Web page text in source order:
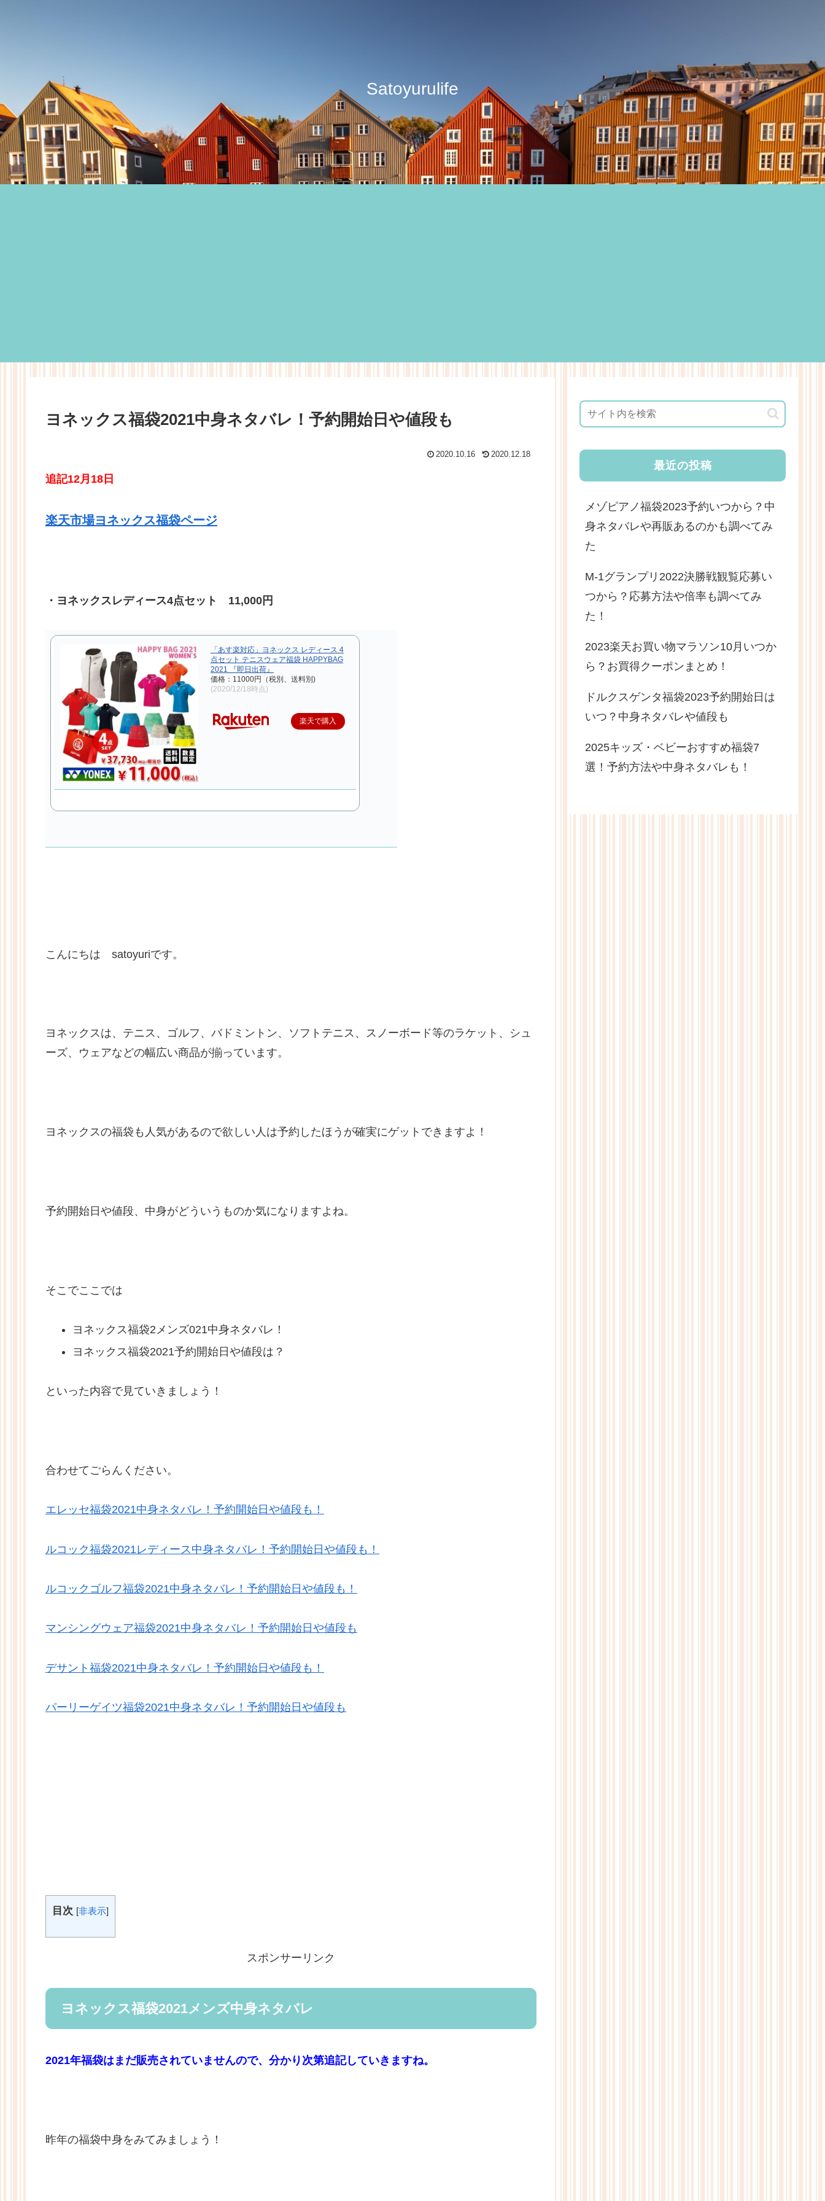
Satoyurulife
ヨネックス福袋2021中身ネタバレ！予約開始日や値段も
2020.10.16 2020.12.18
追記12月18日
楽天市場ヨネックス福袋ページ
・ヨネックスレディース4点セット 11,000円
「あす楽対応」ヨネックス レディース 4
点セット テニスウェア福袋 HAPPYBAG
2021 『即日出荷』
価格：11000円（税別、送料別)
(2020/12/18時点)
楽天で購入
こんにちは satoyuriです。
ヨネックスは、テニス、ゴルフ、バドミントン、ソフトテニス、スノーボード等のラケット、シュ
ーズ、ウェアなどの幅広い商品が揃っています。
ヨネックスの福袋も人気があるので欲しい人は予約したほうが確実にゲットできますよ！
予約開始日や値段、中身がどういうものか気になりますよね。
そこでここでは
ヨネックス福袋2メンズ021中身ネタバレ！
ヨネックス福袋2021予約開始日や値段は？
といった内容で見ていきましょう！
合わせてごらんください。
エレッセ福袋2021中身ネタバレ！予約開始日や値段も！
ルコック福袋2021レディース中身ネタバレ！予約開始日や値段も！
ルコックゴルフ福袋2021中身ネタバレ！予約開始日や値段も！
マンシングウェア福袋2021中身ネタバレ！予約開始日や値段も
デサント福袋2021中身ネタバレ！予約開始日や値段も！
パーリーゲイツ福袋2021中身ネタバレ！予約開始日や値段も
目次 [非表示]
スポンサーリンク
ヨネックス福袋2021メンズ中身ネタバレ
2021年福袋はまだ販売されていませんので、分かり次第追記していきますね。
昨年の福袋中身をみてみましょう！
最近の投稿
メゾピアノ福袋2023予約いつから？中
身ネタバレや再販あるのかも調べてみ
た
M-1グランプリ2022決勝戦観覧応募い
つから？応募方法や倍率も調べてみ
た！
2023楽天お買い物マラソン10月いつか
ら？お買得クーポンまとめ！
ドルクスゲンタ福袋2023予約開始日は
いつ？中身ネタバレや値段も
2025キッズ・ベビーおすすめ福袋7
選！予約方法や中身ネタバレも！